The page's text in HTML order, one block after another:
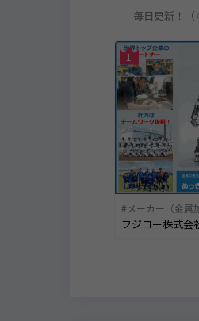
毎日更新！（
1
メーカー（金属
フジコー株式会